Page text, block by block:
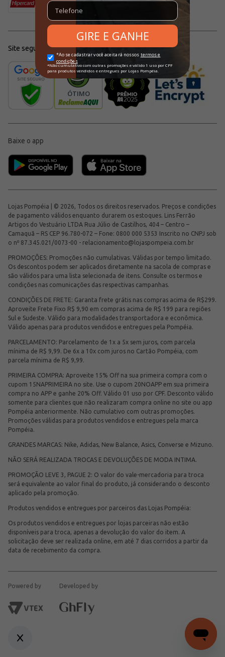
Site seguro
Baixe o app
Lojas Pompéia | © 2026, Todos os direitos reservados. Preços e condições
de pagamento válidos enquanto durarem os estoques. Lins Ferrão
Artigos do Vestuário LTDA Rua Júlio de Castilhos, 404 – Centro –
Camaquã – RS CEP 96.780-072 – Fone: 0800 000 5353 Inscrito no CNPJ sob
o nº 87.345.021/0073-00 - relacionamento@lojaspompeia.com.br
PROMOÇÕES: Promoções não cumulativas. Válidas por tempo limitado.
Os descontos podem ser aplicados diretamente na sacola de compras e
são válidos para uma lista selecionada de itens. Consulte os termos e
condições nas comunicações das respectivas campanhas.
CONDIÇÕES DE FRETE: Garanta frete grátis nas compras acima de R$299.
Aproveite Frete Fixo R$ 9,90 em compras acima de R$ 199 para regiões
Sul e Sudeste. Válido para modalidades transportadora e econômica.
Válido apenas para produtos vendidos e entregues pela Pompéia.
PARCELAMENTO: Parcelamento de 1x a 5x sem juros, com parcela
mínima de R$ 9,99. De 6x a 10x com juros no Cartão Pompéia, com
parcela mínima de R$ 9,99.
PRIMEIRA COMPRA: Aproveite 15% Off na sua primeira compra com o
cupom 15NAPRIMEIRA no site. Use o cupom 20NOAPP em sua primeira
compra no APP e ganhe 20% Off. Válido 01 uso por CPF. Desconto válido
somente para clientes que não realizaram compra online no site ou app
Pompéia anteriormente. Não cumulativo com outras promoções.
Promoções válidas para produtos vendidos e entregues pela marca
Pompéia.
GRANDES MARCAS: Nike, Adidas, New Balance, Asics, Converse e Mizuno.
NÃO SERÁ REALIZADA TROCAS E DEVOLUÇÕES DE MODA INTIMA.
PROMOÇÃO LEVE 3, PAGUE 2: O valor do vale-mercadoria para troca
será equivalente ao valor final do produto, já considerando o desconto
aplicado pela promoção.
Produtos vendidos e entregues por parceiros das Lojas Pompéia:
Os produtos vendidos e entregues por lojas parceiras não estão
disponíveis para troca, apenas a devolução do valor do item. A
solicitação deve ser realizada online, em até 7 dias corridos a partir da
data de recebimento da compra.
Powered by Developed by